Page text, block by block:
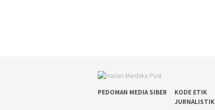
PEDOMAN MEDIA SIBER
KODE ETIK
JURNALISTIK